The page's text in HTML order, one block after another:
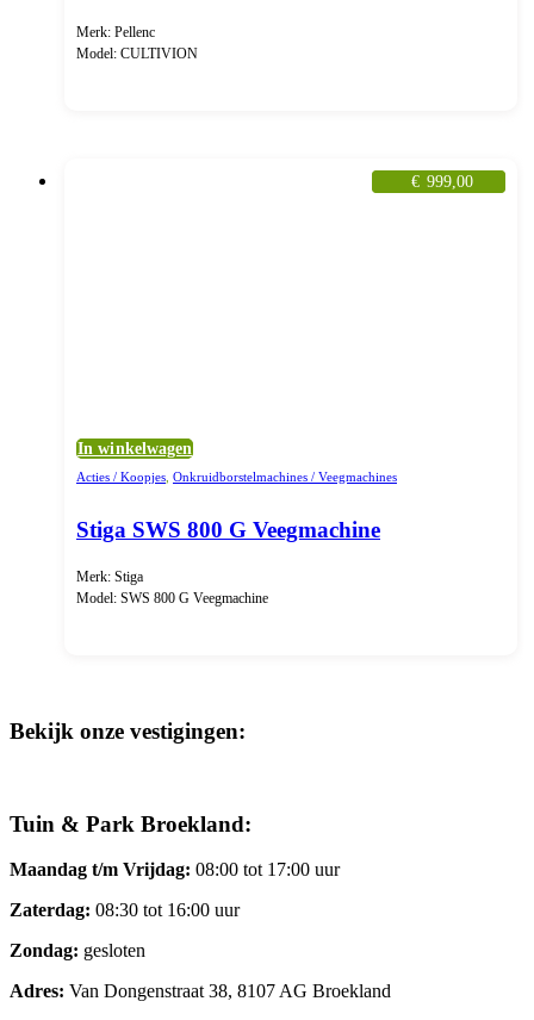
Merk: Pellenc
Model: CULTIVION
€ 999,00
In winkelwagen
Acties / Koopjes Onkruidborstelmachines / Veegmachines
Stiga SWS 800 G Veegmachine
Merk: Stiga
Model: SWS 800 G Veegmachine
Bekijk onze vestigingen:
Tuin & Park Broekland:
Maandag t/m Vrijdag: 08:00 tot 17:00 uur
Zaterdag: 08:30 tot 16:00 uur
Zondag: gesloten
Adres: Van Dongenstraat 38, 8107 AG Broekland